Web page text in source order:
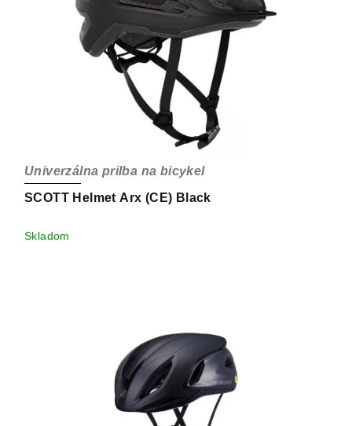
SCOTT Helmet Arx (CE) Black
Univerzálna prilba na bicykel
Skladom